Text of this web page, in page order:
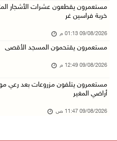
09/آب/2026 12:27 م
حالات الإجهاض في غزة تتضاعف
09/آب/2026 12:12 م
مركز الاتصال الحكومي يرصد أهم
سلطة النقد و"اوريدو" توقعان
مستعمرون يقطعون عشرات الأشجار
خربة فراسين غر
09/08/2026 01:13 م
مستعمرون يقتحمون المسجد الأقصى
09/08/2026 12:49 م
مستعمرون يتلفون مزروعات بعد رعي
أراضي المغير
09/08/2026 11:47 ص